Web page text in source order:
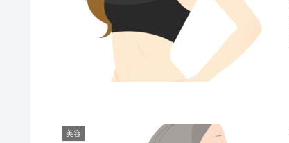
美容